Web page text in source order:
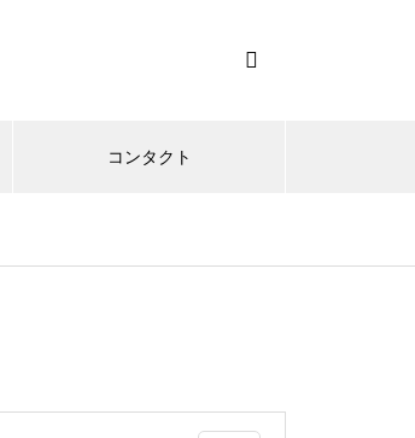
コンタクト